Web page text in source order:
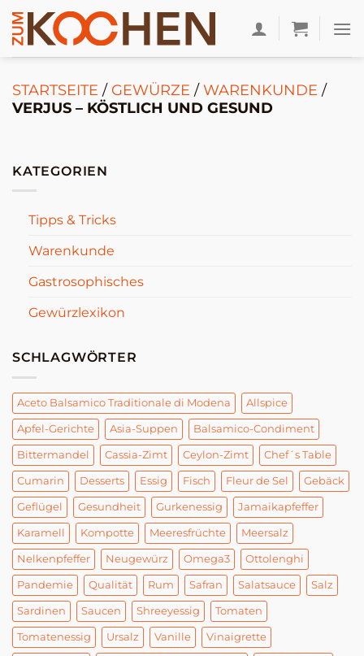
Zum
Inhalt
springen
STARTSEITE / GEWÜRZE /WARENKUNDE /
VERJUS – KÖSTLICH UND GESUND
KATEGORIEN
Tipps & Tricks
Warenkunde
Gastrosophisches
Gewürzlexikon
SCHLAGWÖRTER
Aceto Balsamico Traditionale di Modena Allspice
Apfel-Gerichte Asia-Suppen Balsamico-Condiment
Bittermandel Cassia-Zimt Ceylon-Zimt Chef´s Table
Cumarin Desserts Essig Fisch Fleur de Sel Gebäck
Geflügel Gesundheit Gurkenessig Jamaikapfeffer
Karamell Kompotte Meeresfrüchte Meersalz
Nelkenpfeffer Neugewürz Omega3 Ottolenghi
Pandemie Qualität Rum Safran Salatsauce Salz
Sardinen Saucen Shreeyessig Tomaten
Tomatenessig Ursalz Vanille Vinaigrette